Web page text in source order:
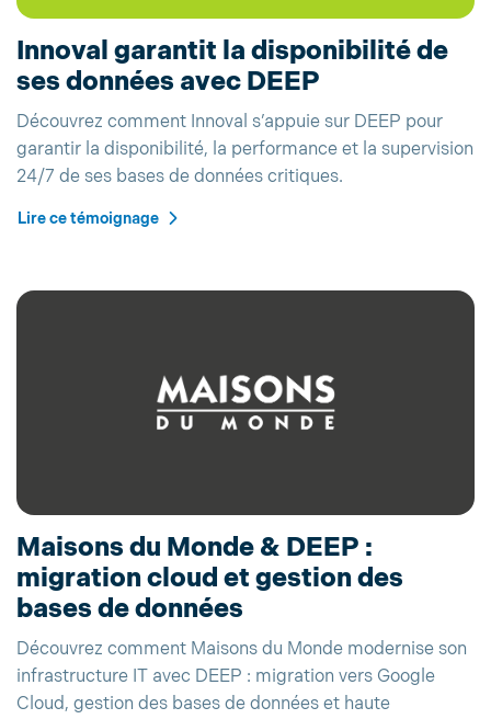
Innoval garantit la disponibilité de
ses données avec DEEP
Découvrez comment Innoval s’appuie sur DEEP pour
garantir la disponibilité, la performance et la supervision
24/7 de ses bases de données critiques.
Lire ce témoignage
Maisons du Monde & DEEP :
migration cloud et gestion des
bases de données
Découvrez comment Maisons du Monde modernise son
infrastructure IT avec DEEP : migration vers Google
Cloud, gestion des bases de données et haute